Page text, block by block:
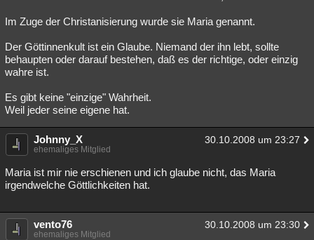
Im Zuge der Christanisierung wurde sie Maria genannt.
Der Göttinnenkult ist ein Glaube. Niemand der ihn lebt, sollte
behaupten oder darauf bestehen, daß es der richtige, oder einzig
wahre ist.
Es gibt keine "einzige" Wahrheit.
Weil jeder seine eigene hat.
Johnny_X 30.10.2008 um 23:27
ehemaliges Mitglied
Maria ist mir nie erschienen und ich glaube nicht, das Maria
irgendwelche Göttlichkeiten hat.
vento76 30.10.2008 um 23:30
ehemaliges Mitglied